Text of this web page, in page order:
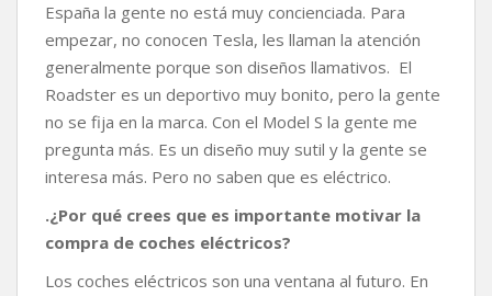
España la gente no está muy concienciada. Para
empezar, no conocen Tesla, les llaman la atención
generalmente porque son diseños llamativos. El
Roadster es un deportivo muy bonito, pero la gente
no se fija en la marca. Con el Model S la gente me
pregunta más. Es un diseño muy sutil y la gente se
interesa más. Pero no saben que es eléctrico.
.¿Por qué crees que es importante motivar la
compra de coches eléctricos?
Los coches eléctricos son una ventana al futuro. En